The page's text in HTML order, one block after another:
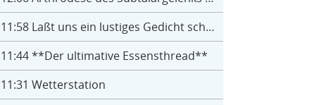
11:58Laßt uns ein lustiges Gedicht schreiben- jeder einen Satz
11:44**Der ultimative Essensthread**
11:31 Wetterstation